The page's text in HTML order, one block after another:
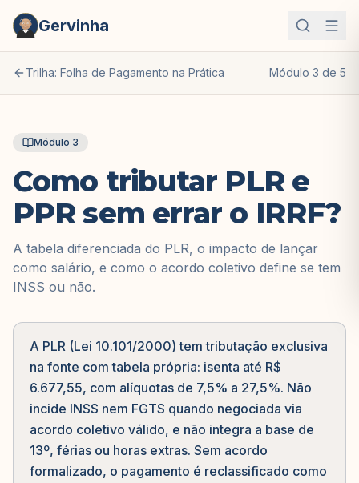
Gervinha
Trilha: Folha de Pagamento na Prática Módulo 3 de 5
Módulo 3
Como tributar PLR e
PPR sem errar o IRRF?
A tabela diferenciada do PLR, o impacto de lançar
como salário, e como o acordo coletivo define se tem
INSS ou não.
A PLR (Lei 10.101/2000) tem tributação exclusiva
na fonte com tabela própria: isenta até R$
6.677,55, com alíquotas de 7,5% a 27,5%. Não
incide INSS nem FGTS quando negociada via
acordo coletivo válido, e não integra a base de
13º, férias ou horas extras. Sem acordo
formalizado, o pagamento é reclassificado como